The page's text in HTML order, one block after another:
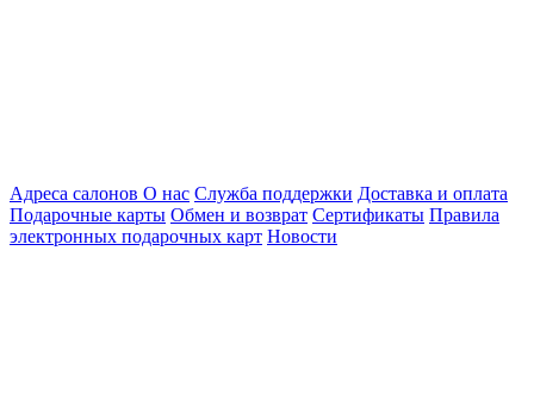
Адреса салонов О нас Служба поддержки Доставка и оплата
Подарочные карты Обмен и возврат Сертификаты Правила
электронных подарочных карт Новости